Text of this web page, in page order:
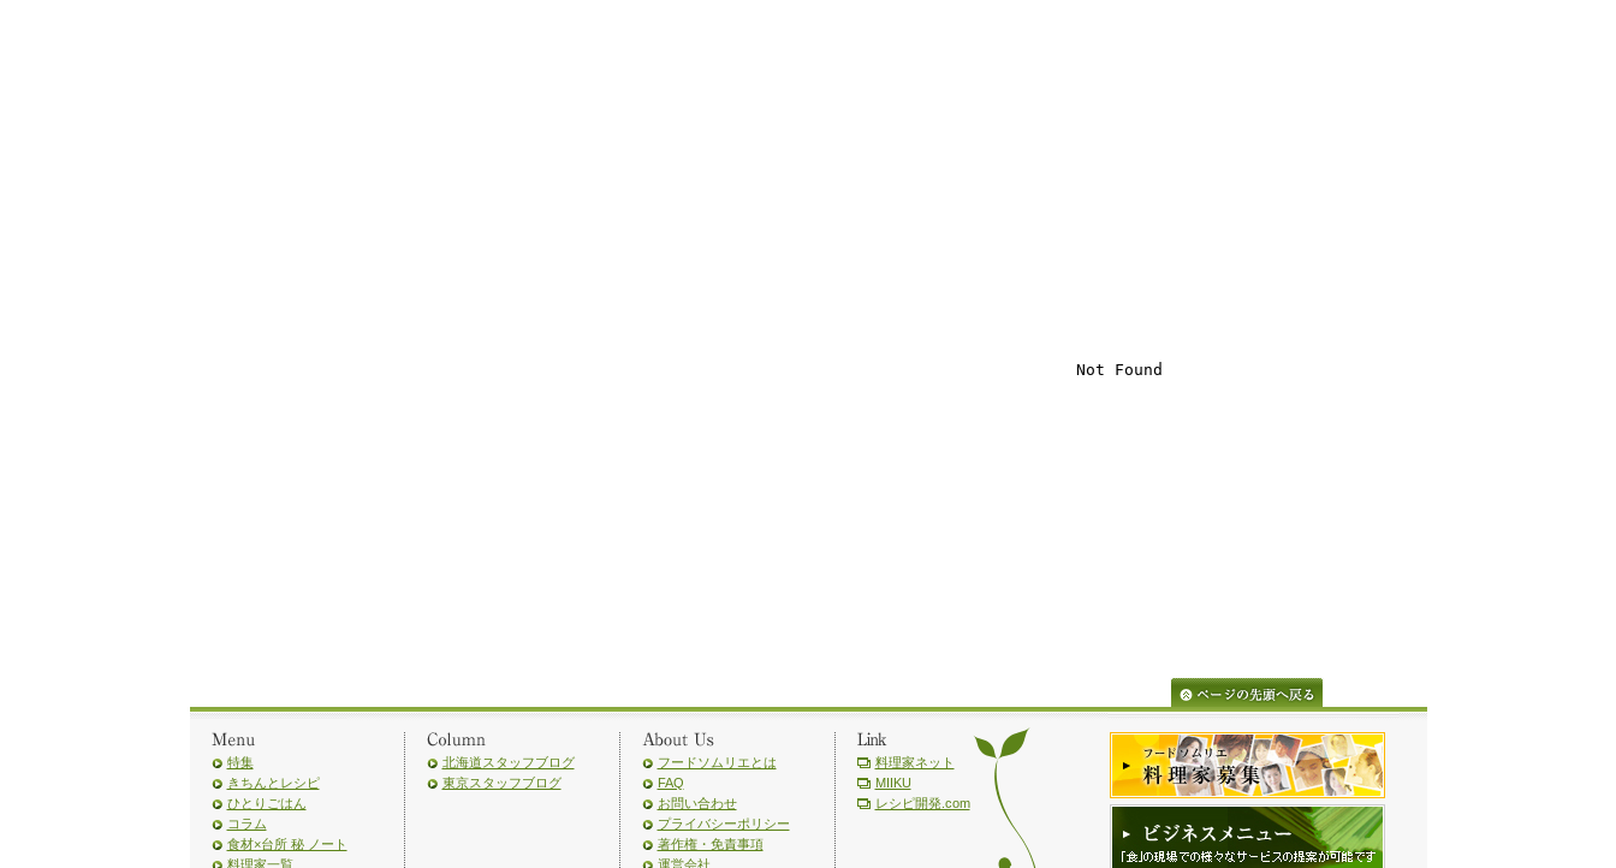
特集
きちんとレシピ
ひとりごはん
コラム
食材×台所 秘 ノート
料理家一覧
北海道スタッフブログ
東京スタッフブログ
フードソムリエとは
FAQ
お問い合わせ
プライバシーポリシー
著作権・免責事項
運営会社
料理家ネット
MIIKU
レシピ開発.com